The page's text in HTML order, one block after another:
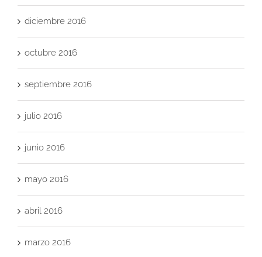
diciembre 2016
octubre 2016
septiembre 2016
julio 2016
junio 2016
mayo 2016
abril 2016
marzo 2016